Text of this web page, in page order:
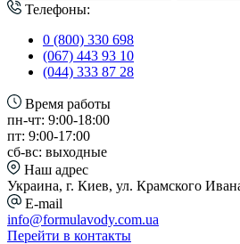
Телефоны:
0 (800) 330 698
(067) 443 93 10
(044) 333 87 28
Время работы
пн-чт: 9:00-18:00
пт: 9:00-17:00
сб-вс: выходные
Наш адрес
Украина, г. Киев, ул. Крамского
E-mail
info@formulavody.com.ua
Перейти в контакты